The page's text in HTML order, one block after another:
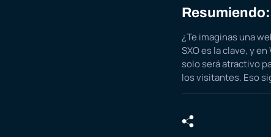
Resumiendo:
¿Te imaginas una
SXO es la clave, y
solo será atractivo
los visitantes. Eso